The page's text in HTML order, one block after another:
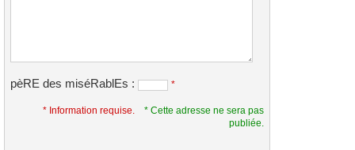
pèRE des miséRablEs : *
* Information requise.
* Cette adresse ne sera pas
publiée.